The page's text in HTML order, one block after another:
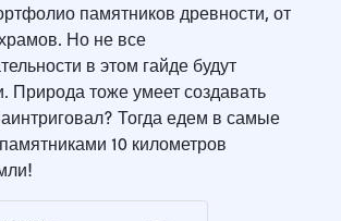
памятников древности, от
Но не все
в этом гайде будут
Природа тоже умеет создавать
Тогда едем в самые
10 километров